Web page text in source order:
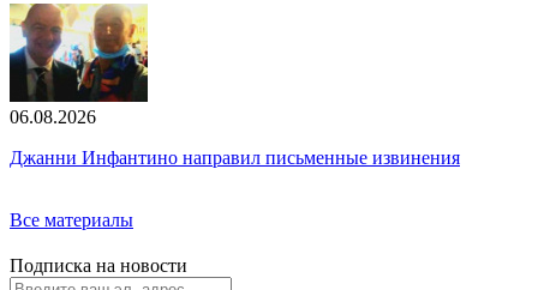
06.08.2026
Джанни Инфантино направил письменные извинения
Все материалы
Подписка на новости